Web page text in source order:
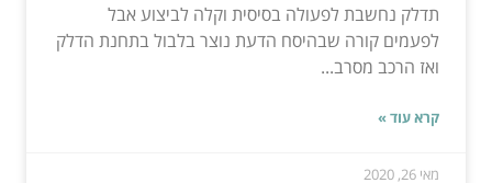
תדלק נחשבת לפעולה בסיסית וקלה לביצוע אבל
לפעמים קורה שבהיסח הדעת נוצר בלבול בתחנת הדלק
ואז הרכב מסרב...
קרא עוד »
מאי 26, 2020